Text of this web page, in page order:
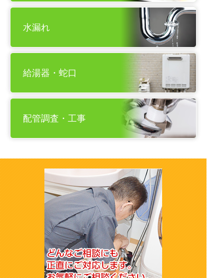
水漏れ
給湯器・蛇口
配管調査・工事